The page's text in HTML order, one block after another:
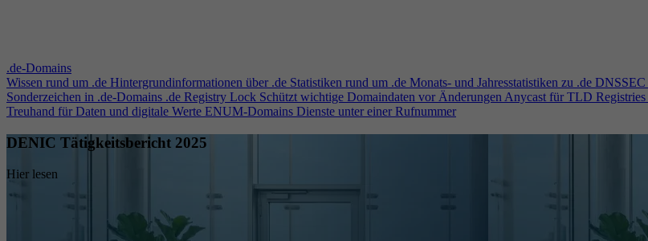
.de-Domains
Wissen rund um .de Hintergrundinformationen über .de Statistiken rund um .de Monats- und Jahresstatistiken zu .de DNSSEC
Sonderzeichen in .de-Domains .de Registry Lock Schützt wichtige Domaindaten vor ÄnderungenAnycast für TLD Registries
Treuhand für Daten und digitale Werte ENUM-Domains Dienste unter einer Rufnummer
DENIC Tätigkeitsbericht 2025
Hier lesen